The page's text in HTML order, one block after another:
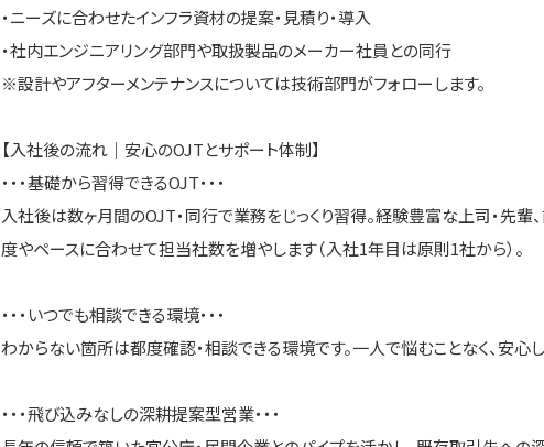
・ニーズに合わせたインフラ資材の提案・見積り・導入
・社内エンジニアリング部門や取扱製品のメーカー社員との同行
※設計やアフターメンテナンスについては技術部門がフォローします。
【入社後の流れ｜安心のOJTとサポート体制】
・・・基礎から習得できるOJT・・・
入社後は数ヶ月間のOJT・同行で業務をじっくり習得。経験豊富な上司・先輩
度やペースに合わせて担当社数を増やします（入社1年目は原則1社から）。
・・・いつでも相談できる環境・・・
わからない箇所は都度確認・相談できる環境です。一人で悩むことなく、安心
・・・飛び込みなしの深耕提案型営業・・・